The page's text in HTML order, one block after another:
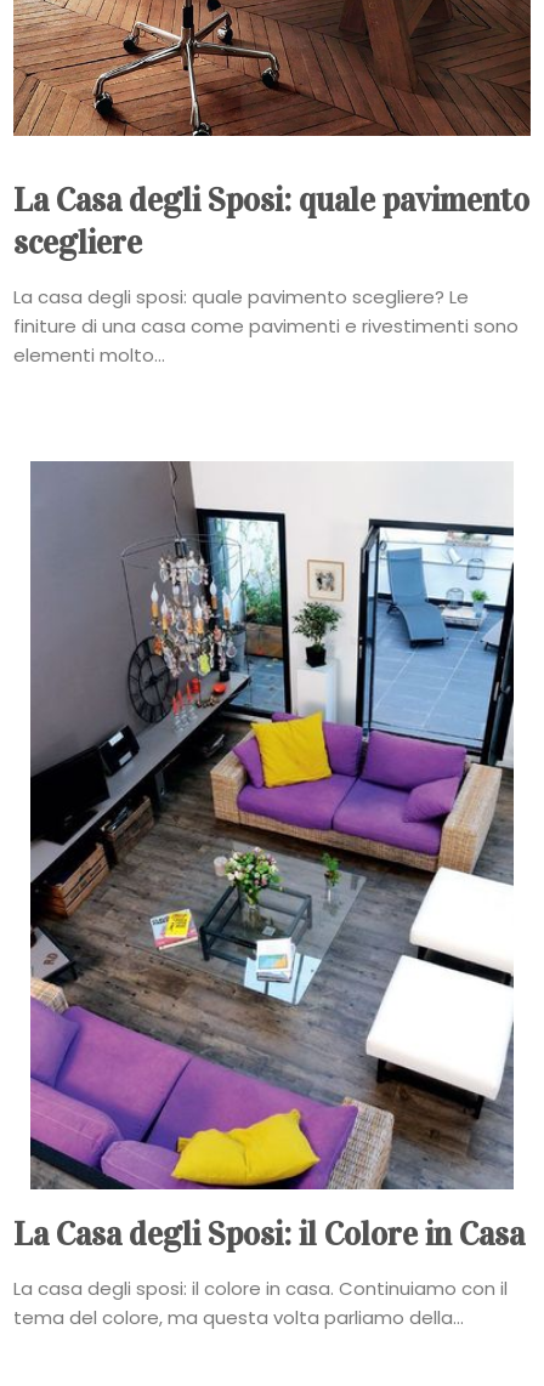
La Casa degli Sposi: quale pavimento
scegliere
La casa degli sposi: quale pavimento scegliere? Le
finiture di una casa come pavimenti e rivestimenti sono
elementi molto...
La Casa degli Sposi: il Colore in Casa
La casa degli sposi: il colore in casa. Continuiamo con il
tema del colore, ma questa volta parliamo della...